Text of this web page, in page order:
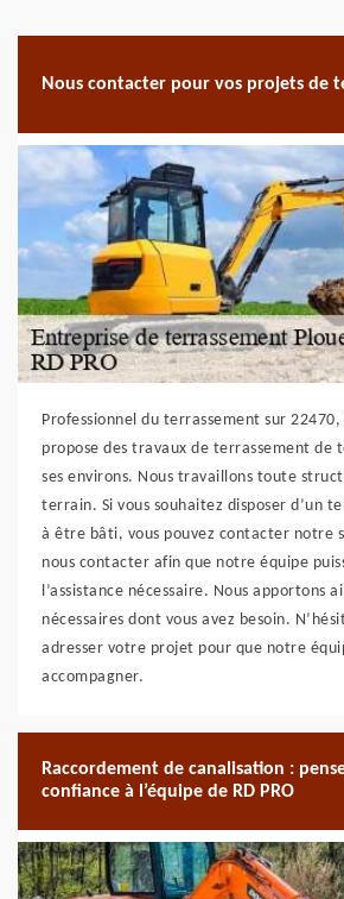
Nous contacter pour vos projets de
Professionnel du terrassement sur
propose des travaux de terrassement de
ses environs. Nous travaillons toute
terrain. Si vous souhaitez disposer d’un
à être bâti, vous pouvez contacter notre
nous contacter afin que notre équipe
l’assistance nécessaire. Nous apportons
nécessaires dont vous avez besoin.
adresser votre projet pour que notre
accompagner.
Raccordement de canalisation :
confiance à l’équipe de RD PRO